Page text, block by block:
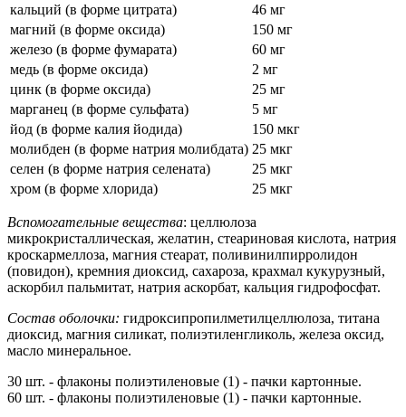
кальций (в форме цитрата)
46 мг
магний (в форме оксида)
150 мг
железо (в форме фумарата)
60 мг
медь (в форме оксида)
2 мг
цинк (в форме оксида)
25 мг
марганец (в форме сульфата)
5 мг
йод (в форме калия йодида)
150 мкг
молибден (в форме натрия молибдата) 25 мкг
селен (в форме натрия селената)
25 мкг
хром (в форме хлорида)
25 мкг
Вспомогательные вещества: целлюлоза
микрокристаллическая, желатин, стеариновая кислота, натрия
кроскармеллоза, магния стеарат, поливинилпирролидон
(повидон), кремния диоксид, сахароза, крахмал кукурузный,
аскорбил пальмитат, натрия аскорбат, кальция гидрофосфат.
Состав оболочки: гидроксипропилметилцеллюлоза, титана
диоксид, магния силикат, полиэтиленгликоль, железа оксид,
масло минеральное.
30 шт. - флаконы полиэтиленовые (1) - пачки картонные.
60 шт. - флаконы полиэтиленовые (1) - пачки картонные.